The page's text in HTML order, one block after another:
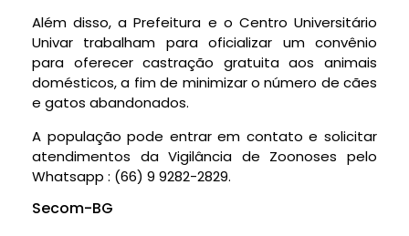
Além disso, a Prefeitura e o Centro Universitário
Univar trabalham para oficializar um convênio
para oferecer castração gratuita aos animais
domésticos, a fim de minimizar o número de cães
e gatos abandonados.
A população pode entrar em contato e solicitar
atendimentos da Vigilância de Zoonoses pelo
Whatsapp : (66) 9 9282-2829.
Secom-BG